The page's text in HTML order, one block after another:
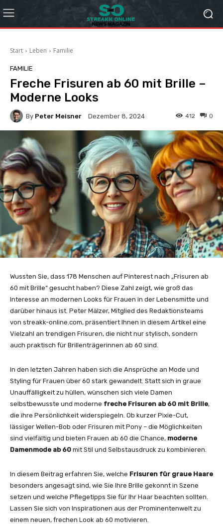
Start Leben Familie
FAMILIE
Freche Frisuren ab 60 mit Brille –
Moderne Looks
By Peter Meisner Dezember 8, 2024 0
412
Wussten Sie, dass 178 Menschen auf Pinterest nach „Frisuren ab
60 mit Brille“ gesucht haben? Diese Zahl zeigt, wie groß das
Interesse an modernen Looks für Frauen in der Lebensmitte und
darüber hinaus ist. Peter Mälzer, Mitglied des Redaktionsteams
von streakk-online.com, präsentiert Ihnen in diesem Artikel eine
Vielzahl an trendigen Frisuren, die nicht nur stylisch, sondern
auch praktisch für Brillenträgerinnen ab 60 sind.
In den letzten Jahren haben sich die Ansprüche an Mode und
Styling für Frauen über 60 stark gewandelt. Statt sich in graue
Unauffälligkeit zu hüllen, wünschen sich viele Damen
selbstbewusste und moderne freche Frisuren ab 60 mit Brille,
die ihre Persönlichkeit widerspiegeln. Ob kurzer Pixie-Cut,
lässiger Wellen-Bob oder Frisuren mit Pony – die Möglichkeiten
sind vielfältig und bieten Frauen ab 60 die Chance, moderne
Damenmode ab 60 mit Stil und Selbstausdruck zu kombinieren.
In diesem Beitrag erfahren Sie, welche Frisuren für graue Haare
besonders angesagt sind, wie Sie Ihre Brille gekonnt in Szene
setzen und welche Pflegetipps Sie für Ihr Haar beachten sollten.
Lassen Sie sich von Inspirationen aus der Prominentenwelt zu
einem neuen, frechen Look ab 60 motivieren.